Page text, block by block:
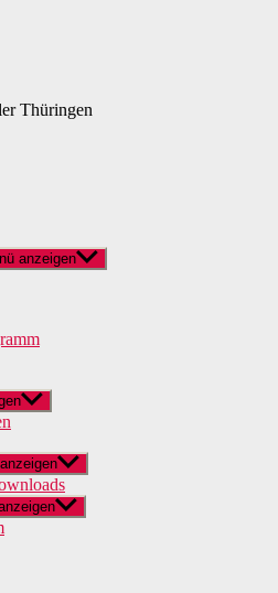
Thüringen
anzeigen